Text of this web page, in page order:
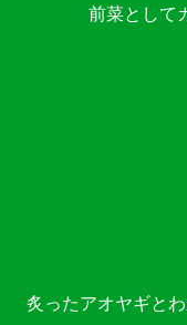
前菜として
炙ったアオヤギと